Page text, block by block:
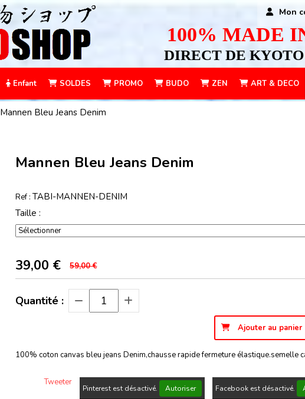
100% MADE
DIRECT DE
Mon
Enfant SOLDES PROMO BUDO ZEN ART & DECO
Mannen Bleu Jeans Denim
Mannen Bleu Jeans Denim
Ref : TABI-MANNEN-DENIM
Taille :
39,00 € 59,00 €
Quantité :
Ajouter au panier
100% coton canvas bleu jeans Denim,chausse rapide fermeture élastique.semelle
Tweeter
Pinterest est désactivé. Autoriser Facebook est désactivé.